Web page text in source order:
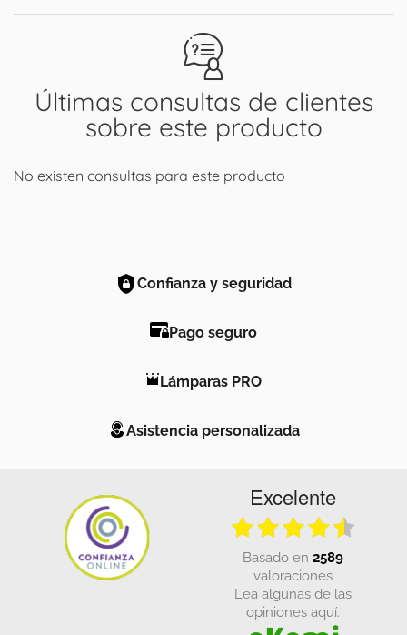
Últimas consultas de clientes
sobre este producto
No existen consultas para este producto
Confianza y seguridad
Pago seguro
Lámparas PRO
Asistencia personalizada
Excelente
basado en 2589
valoraciones
Lea algunas de las
opiniones aquí.